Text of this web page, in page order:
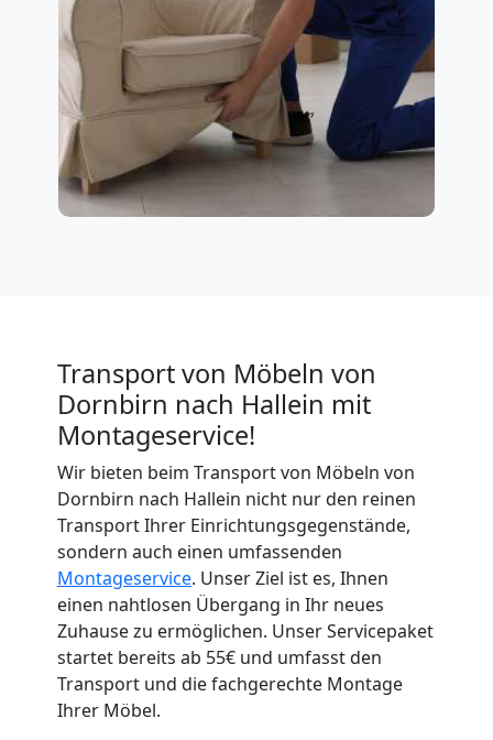
Transport von Möbeln von
Dornbirn nach Hallein mit
Montageservice!
Wir bieten beim Transport von Möbeln von
Dornbirn nach Hallein nicht nur den reinen
Transport Ihrer Einrichtungsgegenstände,
sondern auch einen umfassenden
Montageservice. Unser Ziel ist es, Ihnen
einen nahtlosen Übergang in Ihr neues
Zuhause zu ermöglichen. Unser Servicepaket
startet bereits ab 55€ und umfasst den
Transport und die fachgerechte Montage
Ihrer Möbel.